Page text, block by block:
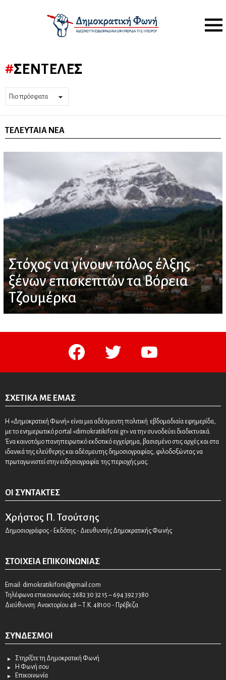
Menu
ΣΕΝΤΕΛΈΣ
ΤΕΛΕΥΤΑΊΑ ΝΈΑ
Στόχος να γίνουν πόλος έλξης
ξένων επισκεπτών τα Βόρεια
Τζουμέρκα
facebook twitter
ΣΧΕΤΙΚΆ ΜΕ ΕΜΆΣ
Η «Δημοκρατική Φωνή» είναι μια αδέσμευτη πολιτική εβδομαδιαία εφημερίδα,
με το ενημερωτικό portal «dimokratikifoni.gr» να την συνοδεύει διαδικτυακά.
Ένα καινοτόμο πανηπειρωτικό εκδοτικό εγχείρημα, βασισμένο στις αρχές και στα
ιδανικά της ελεύθερης και αδέσμευτης δημοσιογραφίας, φιλοδοξώντας να
πρωταγωνιστεί στην ειδησιογραφία της περιοχής μας.
ΟΙ ΣΥΝΤΆΚΤΕΣ
Χρήστος Π. Τσούτσης
Δημοσιογράφος - Εκδότης - Διευθυντής Δημοκρατικής Φωνής
ΣΤΟΙΧΕΊΑ ΕΠΙΚΟΙΝΩΝΊΑΣ
Email: dimokratikifoni@gmail.com
Τηλέφωνα επικοινωνίας: 2682 30 32 15 – 694 392 7380
Διεύθυνση: Ανακτορίου 48 – Τ.Κ. 48100 - Πρέβεζα
ΣΎΝΔΕΣΜΟΙ
Στηρίξτε τη Δημοκρατική Φωνή
Η Φωνή σου
Επικοινωνία